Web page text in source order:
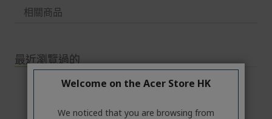
相關商品
最近瀏覽過的
Welcome on the Acer Store HK
We noticed that you are browsing from